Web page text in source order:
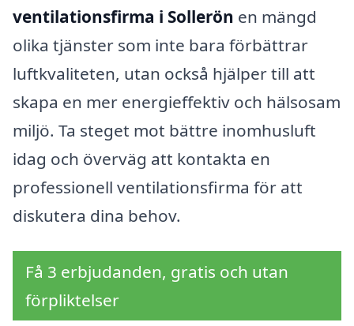
ventilationsfirma i Sollerön en mängd
olika tjänster som inte bara förbättrar
luftkvaliteten, utan också hjälper till att
skapa en mer energieffektiv och hälsosam
miljö. Ta steget mot bättre inomhusluft
idag och överväg att kontakta en
professionell ventilationsfirma för att
diskutera dina behov.
Få 3 erbjudanden, gratis och utan
förpliktelser